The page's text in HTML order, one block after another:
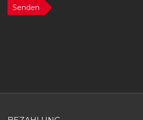
Senden